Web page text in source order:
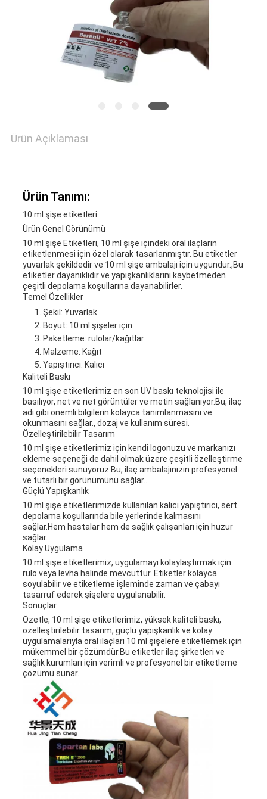
Ürün Açıklaması
Ürün Tanımı:
10 ml şişe etiketleri
Ürün Genel Görünümü
10 ml şişe Etiketleri, 10 ml şişe içindeki oral ilaçların
etiketlenmesi için özel olarak tasarlanmıştır. Bu etiketler
yuvarlak şekildedir ve 10 ml şişe ambalajı için uygundur.,Bu
etiketler dayanıklıdır ve yapışkanlıklarını kaybetmeden
çeşitli depolama koşullarına dayanabilirler.
Temel Özellikler
Şekil: Yuvarlak
Boyut: 10 ml şişeler için
Paketleme: rulolar/kağıtlar
Malzeme: Kağıt
Yapıştırıcı: Kalıcı
Kaliteli Baskı
10 ml şişe etiketlerimiz en son UV baskı teknolojisi ile
basılıyor, net ve net görüntüler ve metin sağlanıyor.Bu, ilaç
adı gibi önemli bilgilerin kolayca tanımlanmasını ve
okunmasını sağlar., dozaj ve kullanım süresi.
Özelleştirilebilir Tasarım
10 ml şişe etiketlerimiz için kendi logonuzu ve markanızı
ekleme seçeneği de dahil olmak üzere çeşitli özelleştirme
seçenekleri sunuyoruz.Bu, ilaç ambalajınızın profesyonel
ve tutarlı bir görünümünü sağlar..
Güçlü Yapışkanlık
10 ml şişe etiketlerimizde kullanılan kalıcı yapıştırıcı, sert
depolama koşullarında bile yerlerinde kalmasını
sağlar.Hem hastalar hem de sağlık çalışanları için huzur
sağlar.
Kolay Uygulama
10 ml şişe etiketlerimiz, uygulamayı kolaylaştırmak için
rulo veya levha halinde mevcuttur. Etiketler kolayca
soyulabilir ve etiketleme işleminde zaman ve çabayı
tasarruf ederek şişelere uygulanabilir.
Sonuçlar
Özetle, 10 ml şişe etiketlerimiz, yüksek kaliteli baskı,
özelleştirilebilir tasarım, güçlü yapışkanlık ve kolay
uygulamalarıyla oral ilaçları 10 ml şişelere etiketlemek için
mükemmel bir çözümdür.Bu etiketler ilaç şirketleri ve
sağlık kurumları için verimli ve profesyonel bir etiketleme
çözümü sunar..